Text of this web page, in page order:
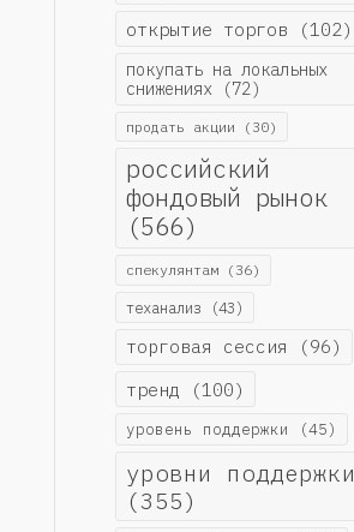
открытие торгов (102)
покупать на локальных
снижениях(72)
продать акции (30)
российский
фондовый рынок
(566)
спекулянтам(36)
теханализ (43)
торговая сессия (96)
тренд (100)
уровень поддержки (45)
уровни поддержки
(355)